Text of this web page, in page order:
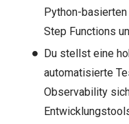
Python-
Step Functions
Du stellst eine
automatisierte
Observability